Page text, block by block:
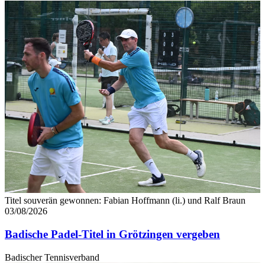
haben oder die sie im Rahmen Ihrer Nutzung der Dienste
gesammelt haben. Die Cookie-Einstellungen können
jederzeit über den Link im Footer aufgerufen und
angepasst werden.
Titel souverän gewonnen: Fabian Hoffmann (li.) und Ralf Braun
03/08/2026
Badische Padel-Titel in Grötzingen vergeben
Badischer Tennisverband